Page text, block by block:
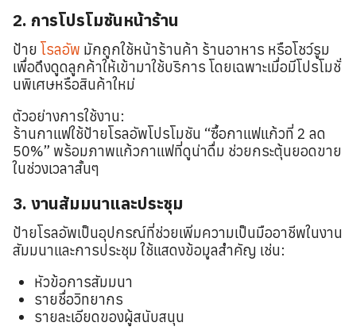
2. การโปรโมชันหน้าร้าน
ป้าย โรลอัพ มักถูกใช้หน้าร้านค้า ร้านอาหาร หรือโชว์รูม
เพื่อดึงดูดลูกค้าให้เข้ามาใช้บริการ โดยเฉพาะเมื่อมีโปรโมชั่
นพิเศษหรือสินค้าใหม่
ตัวอย่างการใช้งาน:
ร้านกาแฟใช้ป้ายโรลอัพโปรโมชัน “ซื้อกาแฟแก้วที่ 2 ลด
50%” พร้อมภาพแก้วกาแฟที่ดูน่าดื่ม ช่วยกระตุ้นยอดขาย
ในช่วงเวลาสั้นๆ
3. งานสัมมนาและประชุม
ป้ายโรลอัพเป็นอุปกรณ์ที่ช่วยเพิ่มความเป็นมืออาชีพในงาน
สัมมนาและการประชุม ใช้แสดงข้อมูลสำคัญ เช่น:
หัวข้อการสัมมนา
รายชื่อวิทยากร
รายละเอียดของผู้สนับสนุน